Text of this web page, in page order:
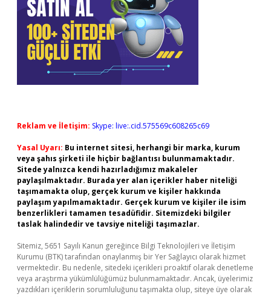
Reklam ve İletişim: Skype: live:.cid.575569c608265c69
Yasal Uyarı: Bu internet sitesi, herhangi bir marka, kurum
veya şahıs şirketi ile hiçbir bağlantısı bulunmamaktadır.
Sitede yalnızca kendi hazırladığımız makaleler
paylaşılmaktadır. Burada yer alan içerikler haber niteliği
taşımamakta olup, gerçek kurum ve kişiler hakkında
paylaşım yapılmamaktadır. Gerçek kurum ve kişiler ile isim
benzerlikleri tamamen tesadüfidir. Sitemizdeki bilgiler
taslak halindedir ve tavsiye niteliği taşımazlar.
Sitemiz, 5651 Sayılı Kanun gereğince Bilgi Teknolojileri ve İletişim
Kurumu (BTK) tarafından onaylanmış bir Yer Sağlayıcı olarak hizmet
vermektedir. Bu nedenle, sitedeki içerikleri proaktif olarak denetleme
veya araştırma yükümlülüğümüz bulunmamaktadır. Ancak, üyelerimiz
yazdıkları içeriklerin sorumluluğunu taşımakta olup, siteye üye olarak